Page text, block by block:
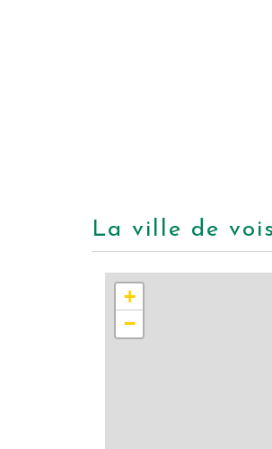
la ville de
+
−